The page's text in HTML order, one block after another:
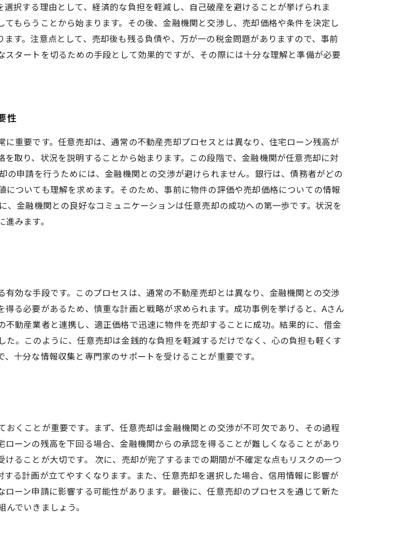
択する理由として、経済的な負担を軽減し、自己破産を避けることが挙げられま
もらうことから始まります。その後、金融機関と交渉し、売却価格や条件を決定し
す。注意点として、売却後も残る負債や、万が一の税金問題がありますので、事前
タートを切るための手段として効果的ですが、その際には十分な理解と準備が必要
性
重要です。任意売却は、通常の不動産売却プロセスとは異なり、住宅ローン残高が
取り、状況を説明することから始まります。この段階で、金融機関が任意売却に対
申請を行うためには、金融機関との交渉が避けられません。銀行は、債務者がどの
ついても理解を求めます。そのため、事前に物件の評価や売却価格についての情報
金融機関との良好なコミュニケーションは任意売却の成功への第一歩です。状況を
みます。
効な手段です。このプロセスは、通常の不動産売却とは異なり、金融機関との交渉
る必要があるため、慎重な計画と戦略が求められます。成功事例を挙げると、Aさん
動産業者と連携し、適正価格で迅速に物件を売却することに成功。結果的に、借金
。このように、任意売却は金銭的な負担を軽減するだけでなく、心の負担も軽くす
十分な情報収集と専門家のサポートを受けることが重要です。
くことが重要です。まず、任意売却は金融機関との交渉が不可欠であり、その過程
ーンの残高を下回る場合、金融機関からの承認を得ることが難しくなることがあり
ることが大切です。 次に、売却が完了するまでの期間が不確定な点もリスクの一つ
る計画が立てやすくなります。また、任意売却を選択した場合、信用情報に影響が
ーン申請に影響する可能性があります。最後に、任意売却のプロセスを通じて新た
でいきましょう。